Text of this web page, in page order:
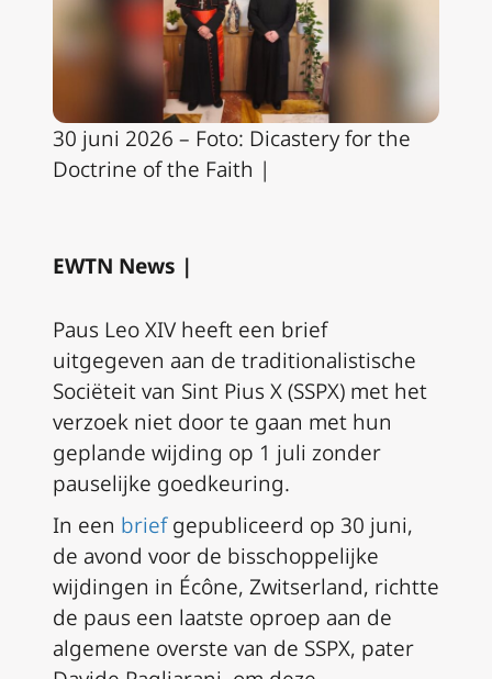
30 juni 2026 – Foto: Dicastery for the
Doctrine of the Faith |
EWTN News |
Paus Leo XIV heeft een brief
uitgegeven aan de traditionalistische
Sociëteit van Sint Pius X (SSPX) met het
verzoek niet door te gaan met hun
geplande wijding op 1 juli zonder
pauselijke goedkeuring.
In een briefgepubliceerd op 30 juni,
de avond voor de bisschoppelijke
wijdingen in Écône, Zwitserland, richtte
de paus een laatste oproep aan de
algemene overste van de SSPX, pater